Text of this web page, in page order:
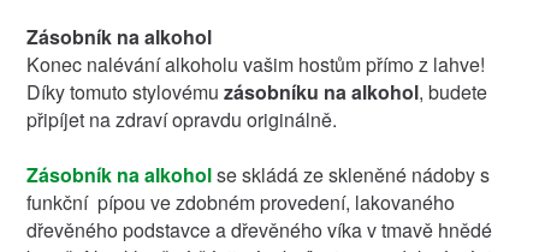
Zásobník na alkohol
Konec nalévání alkoholu vašim hostům přímo z lahve!
Díky tomuto stylovému zásobníku na alkohol, budete
připíjet na zdraví opravdu originálně.
Zásobník na alkoholse skládá ze skleněné nádoby s
funkční pípou ve zdobném provedení, lakovaného
dřevěného podstavce a dřevěného víka v tmavě hnědé